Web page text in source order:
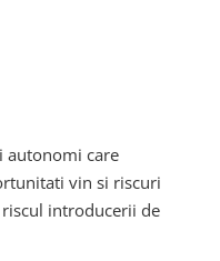
autonomi care
vin si riscuri
introducerii de